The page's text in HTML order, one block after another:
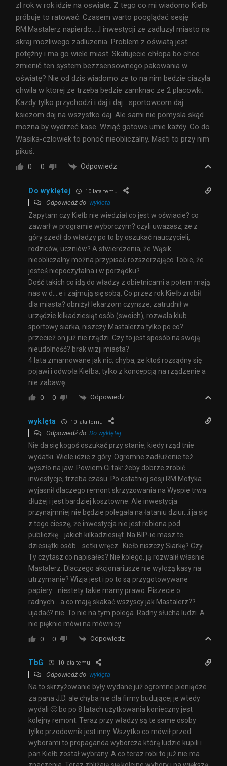
zl rok w rok idzie na oswiate. Z tego co mi wiadomo Kielb
próbuje to ratować. Czasem warto pooglądać sesję
RM.Mastalerz napierdo…..l inwestycji ze zadluzyl miasto na
skraj mozliwego zadluzenia. Problem z oświatą jest
potężny i ma go wiele miast. Skatujecie chłopa bo chce
zmienić ten system bezzsensownego pakowania w
oświatę? Nie od dzis wiadomo ze to na nim bedzie ciazyla
chwila w ktorej ze trzeba bedzie zamknac ze 2 placowki.
Kazdy tylko przychodzi i daj i daj….sportowcom daj
ksiezom daj na wszystko daj. Ale sami nie pomysla skąd
mozna by wydrzeć kase. Wziąć gotowe umie każdy. Co do
Wasika-czlowiek to ponoć nieobliczalny. Masti to przy nim
pikuś.
0 0 Odpowiedz
Do wyklętej 10 lata temu
Odpowiedź do wykleta
Zapytam czy Kiełb nie wiedział co jest w oświacie? co
zawarł w programie wyborczym? czyli uważasz, że z
góry szedł do władzy po to by oszukać nauczycieli,
rodziców, uczniów? A stwierdzenia, że Wąsik
nieobliczalny można przypisać rozszerzająco Tobie, że
jesteś niepoczytalna i w porządku?
Dość takich co idą do władzy z obietnicami a potem mają
nas w d….e i zajmują się sobą. Co przez rok Kiełb zrobił
dla miasta? obniżył lekarzom czynsze, zatrudnił w
urzędzie kilkadziesiąt osób (swoich), rozwala klub
sportowy siarka, niszczy Mastalerza tylko po co?
przecież on już nie rządzi. Czy to jest sposób na swoją
nieudolność? brak wizji miasta?
4 lata zmarnowane jak nic, chyba, że ktoś rozsądny się
pojawi i odwoła Kiełba, tylko z koncepcją na rządzenie a
nie zabawę.
0 0 Odpowiedz
wyklęta 10 lata temu
Odpowiedź do Do wyklętej
Nie da się kogoś oszukać przy stanie, kiedy rząd tnie
wydatki. Wiele idzie z góry. Ogromne zadłużenie też
wyszło na jaw. Powiem Ci tak: żeby dobrze zrobić
inwestycje, trzeba czasu. Po ostatniej sesji RM Motyka
wyjasnił dlaczego remont skrzyżowania na Wyspie trwa
dłużej i jest bardziej kosztowne. Ale inwestycja
przynajmniej nie będzie polegała na łataniu dziur…i ja się
z tego cieszę, że inwestycja nie jest robiona pod
publiczkę….jakich kilkadziesiąt. Na BIP-ie masz te
dziesiątki osób….setki wręcz…Kiełb niszczy Siarkę? Czy
Ty czytasz co napisałes? Nie kolego, ją rozwalił własnie
Mastalerz. Dlaczego akcjonariusze nie wyłożą kasy na
utrzymanie? Wizja jest i po to są przygotowywane
papiery….niestety takie mamy prawo. Piszecie o
radnych….a co mają skakać wszyscy jak Mastalerz??
ujadać? nie. To nie na tym polega. Radny słucha ludzi. A
nie pięknie mówi na mównicy.
0 0 Odpowiedz
TbG 10 lata temu
Odpowiedź do wyklęta
Na to skrzyżowanie były wydane już ogromne pieniądze
za pana J.D. ale chyba nie dla firmy budującej je wtedy
wydali 🙂 bo po 8 latach użytkowania konieczny jest
kolejny remont. Teraz przy władzy są te same osoby
tylko przodownik jest inny. Wszytko co mówił przed
wyborami to propaganda wyborcza którą ludzie kupili i
pan Kiełb został wybrany. A co teraz robi to już nie ma